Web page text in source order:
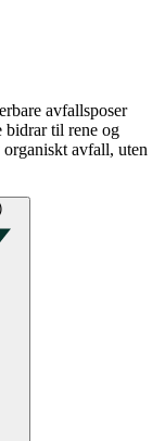
avfallsposer
bidrar til rene og
avfall, uten